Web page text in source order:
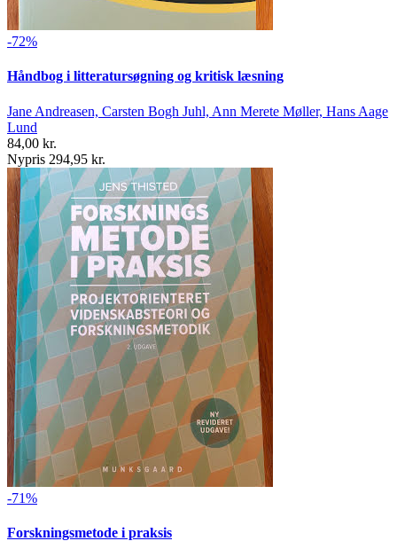
-72%
Håndbog i litteratursøgning og kritisk læsning
Jane Andreasen, Carsten Bogh Juhl, Ann Merete Møller, Hans Aage
Lund
84,00 kr.
Nypris 294,95 kr.
-71%
Forskningsmetode i praksis